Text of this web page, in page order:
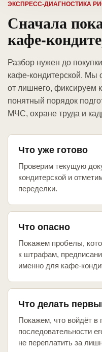
ЭКСПРЕСС-ДИАГНОСТИКА
Сначала
кафе-
Разбор нужен до
кафе-кондитерской. Мы
от лишнего, фиксируем
понятный порядок
МЧС, охране труда и
Что уже готово
Проверим текущую
кондитерской и
переделки.
Что опасно
Покажем пробелы,
к штрафам,
именно для кафе-
Что делать
Покажем, что войдёт в
последовательности
не переплатить за